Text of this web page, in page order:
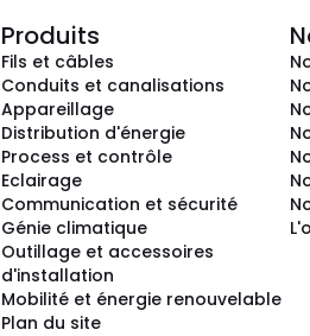
Produits
Fils et câbles
Conduits et canalisations
Appareillage
Distribution d'énergie
Process et contrôle
Eclairage
Communication et sécurité
Génie climatique
Outillage et accessoires
d'installation
Mobilité et énergie renouvelable
Plan du site